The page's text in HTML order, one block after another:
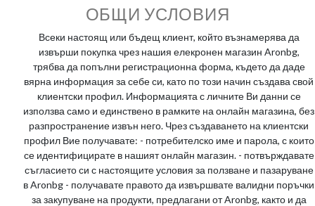
ОБЩИ УСЛОВИЯ
Всеки настоящ или бъдещ клиент, който възнамерява да
извърши покупка чрез нашия елекронен магазин Aronbg,
трябва да попълни регистрационна форма, където да даде
вярна информация за себе си, като по този начин създава свой
клиентски профил. Информацията с личните Ви данни се
използва само и единствено в рамките на онлайн магазина, без
разпространение извън него. Чрез създаването на клиентски
профил Вие получавате: - потребителско име и парола, с които
се идентифициратe в нашият онлайн магазин. - потвърждавате
съгласието си с настоящите условия за ползване и пазаруване
в Aronbg - получавате правото да извършвате валидни поръчки
за закупуване на продукти, предлагани от Aronbg, както и да